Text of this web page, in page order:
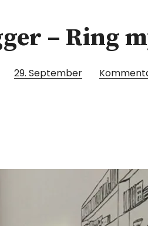
– Ring
29. September